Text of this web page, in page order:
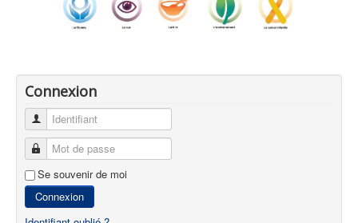
Connexion
Identifiant
Mot de passe
Se souvenir de moi
Connexion